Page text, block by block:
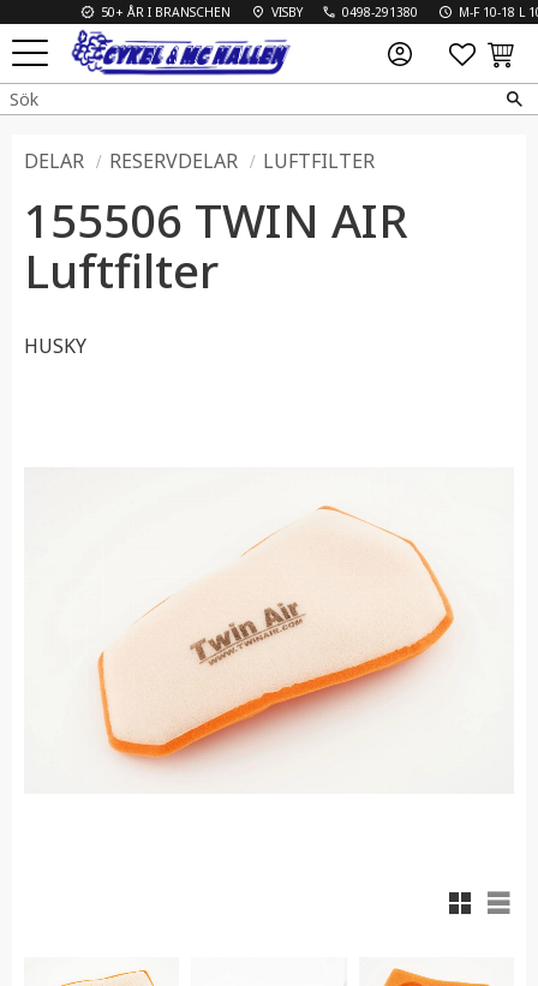
Meny
50+ ÅR I BRANSCHEN VISBY 0498-291380 M-F 10-18 L 10-
DELAR RESERVDELAR LUFTFILTER
155506 TWIN AIR
Luftfilter
HUSKY